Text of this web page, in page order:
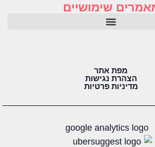
שימושיים
מפת אתר
הצהרת נגישות
מדיניות פרטיות